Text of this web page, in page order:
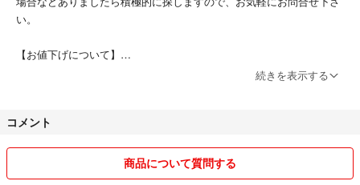
い。
【お値下げについて】
基本的にはお値下げは不可となりますので、何卒ご了承くださいませ。
続きを表示する
コメント
商品について質問する